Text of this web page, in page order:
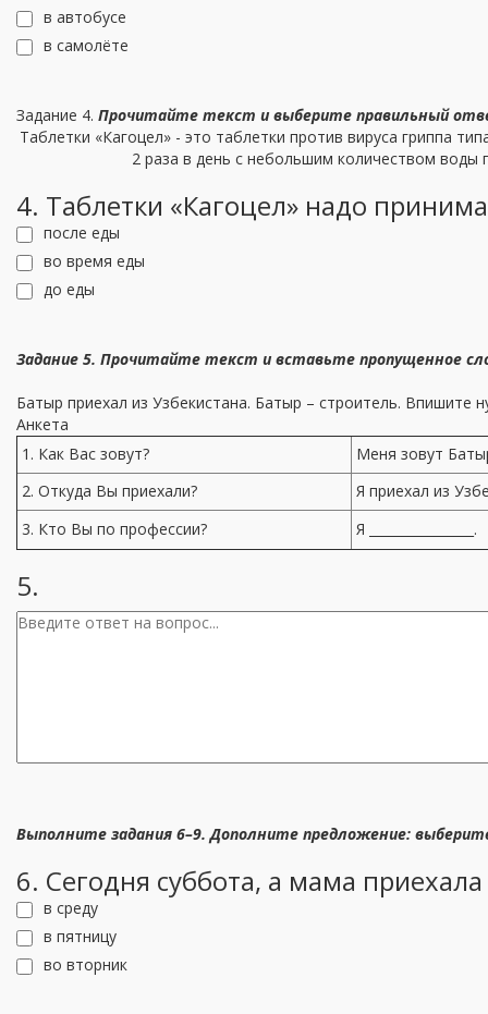
в автобусе
в самолёте
Задание 4. Прочитайте текст и выберите правильный
Таблетки «Кагоцел» - это таблетки против вируса гриппа
2 раза в день с небольшим количеством воды
4. Таблетки «Кагоцел» надо
после еды
во время еды
до еды
Задание 5. Прочитайте текст и вставьте пропущенное
Батыр приехал из Узбекистана. Батыр – строитель. Впишите
Анкета
1. Как Вас зовут?
Меня зовут
2. Откуда Вы приехали?
Я приехал из
3. Кто Вы по профессии?
Я ________________.
5.
Выполните задания 6–9. Дополните предложение:
6. Сегодня суббота, а мама
в среду
в пятницу
во вторник